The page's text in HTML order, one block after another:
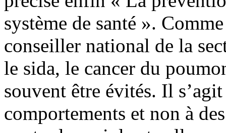
système de santé ».
conseiller national de la
le sida, le cancer du
souvent être évités. Il
comportements et non à